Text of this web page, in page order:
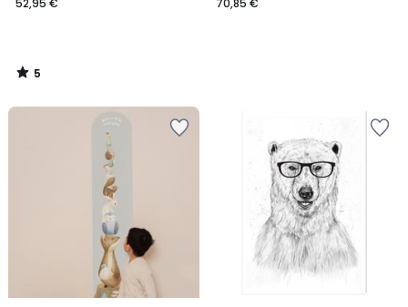
52,95 €
5
/
70,85 €